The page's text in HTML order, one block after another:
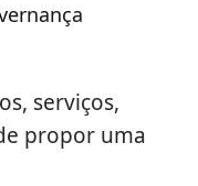
serviços,
propor uma